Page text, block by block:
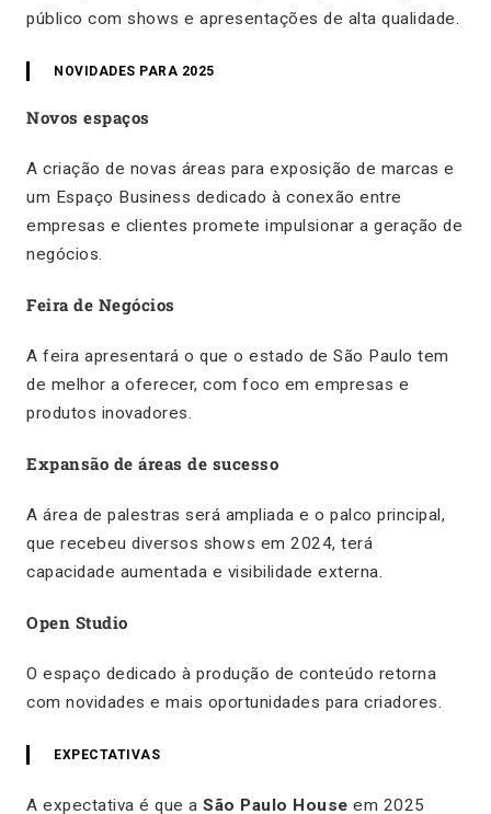
público com shows e apresentações de alta qualidade.
NOVIDADES PARA 2025
Novos espaços
A criação de novas áreas para exposição de marcas e
um Espaço Business dedicado à conexão entre
empresas e clientes promete impulsionar a geração de
negócios.
Feira de Negócios
A feira apresentará o que o estado de São Paulo tem
de melhor a oferecer, com foco em empresas e
produtos inovadores.
Expansão de áreas de sucesso
A área de palestras será ampliada e o palco principal,
que recebeu diversos shows em 2024, terá
capacidade aumentada e visibilidade externa.
Open Studio
O espaço dedicado à produção de conteúdo retorna
com novidades e mais oportunidades para criadores.
EXPECTATIVAS
A expectativa é que a São Paulo House em 2025